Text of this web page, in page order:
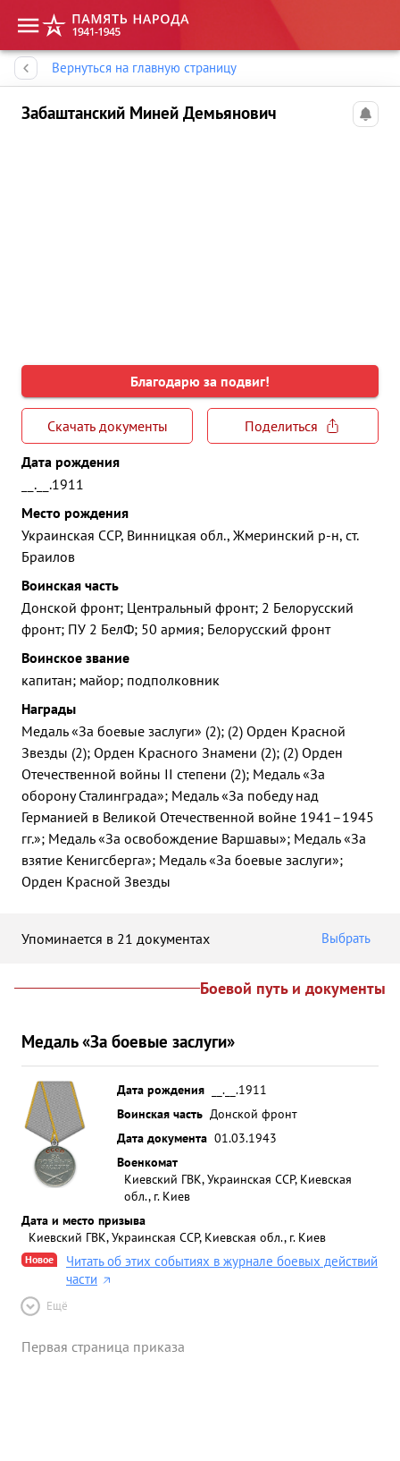
Вернуться на главную страницу
Забаштанский Миней Демьянович
Благодарю за подвиг!
Скачать документы
Поделиться
Дата рождения
__.__.1911
Место рождения
Украинская ССР, Винницкая обл., Жмеринский р-н, ст.
Браилов
Воинская часть
Донской фронт; Центральный фронт; 2 Белорусский
фронт; ПУ 2 БелФ; 50 армия; Белорусский фронт
Воинское звание
капитан; майор; подполковник
Награды
Медаль «За боевые заслуги» (2); (2) Орден Красной
Звезды (2); Орден Красного Знамени (2); (2) Орден
Отечественной войны II степени (2); Медаль «За
оборону Сталинграда»; Медаль «За победу над
Германией в Великой Отечественной войне 1941–1945
гг.»; Медаль «За освобождение Варшавы»; Медаль «За
взятие Кенигсберга»; Медаль «За боевые заслуги»;
Орден Красной Звезды
Упоминается в 21 документах Выбрать
Боевой путь и документы
Медаль «За боевые заслуги»
Дата рождения
__.__.1911
Воинская часть Донской фронт
Дата документа 01.03.1943
Военкомат
Киевский ГВК, Украинская ССР, Киевская
обл., г. Киев
Дата и место призыва
Киевский ГВК, Украинская ССР, Киевская обл., г. Киев
Новое
Читать об этих событиях в журнале боевых действий
части
Ещё
Первая страница приказа
Память народа